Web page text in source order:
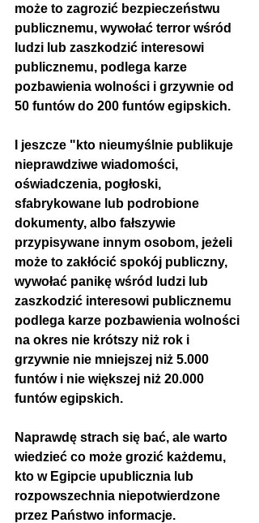
może to zagrozić bezpieczeństwu
publicznemu, wywołać terror wśród
ludzi lub zaszkodzić interesowi
publicznemu, podlega karze
pozbawienia wolności i grzywnie od
50 funtów do 200 funtów egipskich.
I jeszcze "kto nieumyślnie publikuje
nieprawdziwe wiadomości,
oświadczenia, pogłoski,
sfabrykowane lub podrobione
dokumenty, albo fałszywie
przypisywane innym osobom, jeżeli
może to zakłócić spokój publiczny,
wywołać panikę wśród ludzi lub
zaszkodzić interesowi publicznemu
podlega karze pozbawienia wolności
na okres nie krótszy niż rok i
grzywnie nie mniejszej niż 5.000
funtów i nie większej niż 20.000
funtów egipskich.
Naprawdę strach się bać, ale warto
wiedzieć co może grozić każdemu,
kto w Egipcie upublicznia lub
rozpowszechnia niepotwierdzone
przez Państwo informacje.